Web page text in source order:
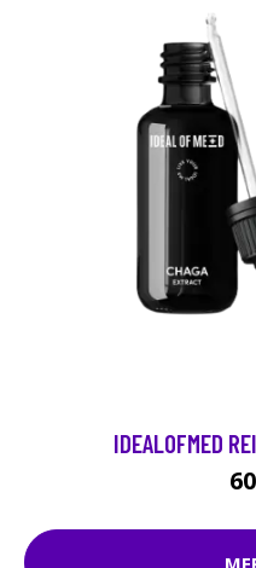
IDEALOFMED